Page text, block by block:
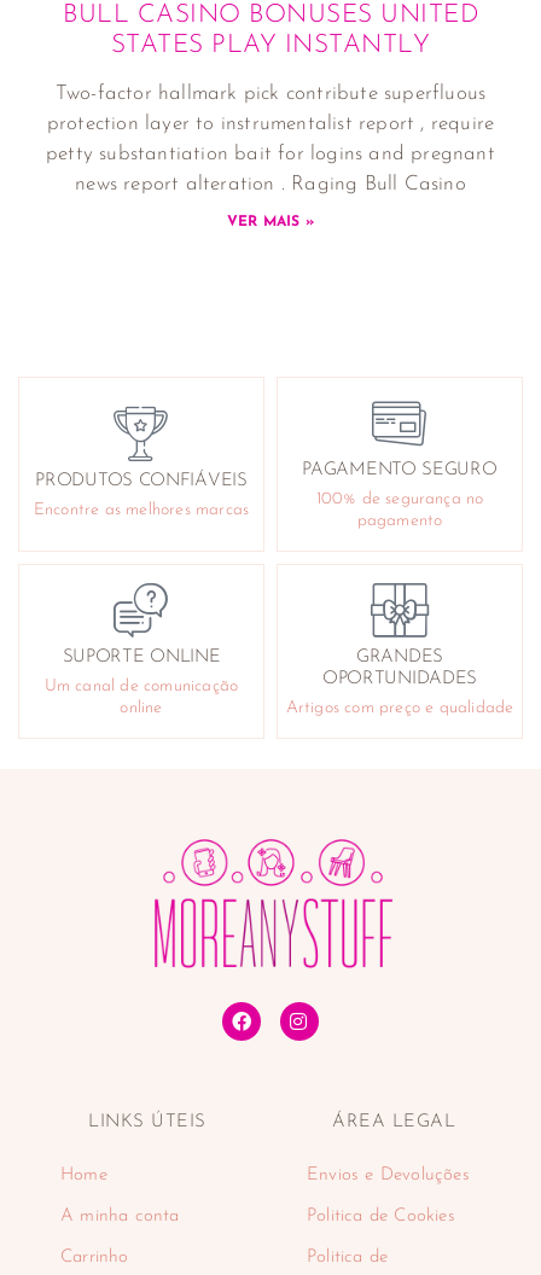
BULL CASINO BONUSES UNITED
STATES PLAY INSTANTLY
Two-factor hallmark pick contribute superfluous
protection layer to instrumentalist report , require
petty substantiation bait for logins and pregnant
news report alteration . Raging Bull Casino
VER MAIS »
PRODUTOS CONFIÁVEIS
Encontre as melhores marcas
PAGAMENTO SEGURO
100% de segurança no
pagamento
SUPORTE ONLINE
Um canal de comunicação
online
GRANDES
OPORTUNIDADES
Artigos com preço e qualidade
LINKS ÚTEIS
Home
A minha conta
Carrinho
ÁREA LEGAL
Envios e Devoluções
Politica de Cookies
Politica de